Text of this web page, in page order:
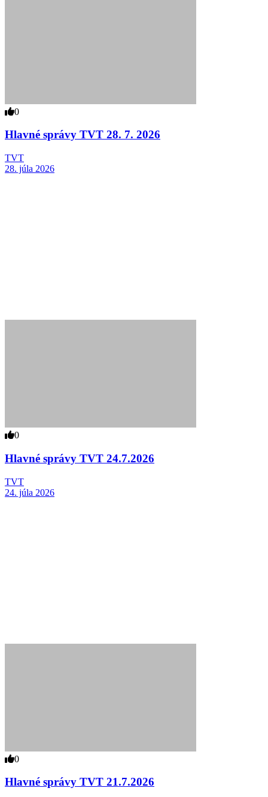
0
Hlavné správy TVT 28. 7. 2026
TVT
28. júla 2026
0
Hlavné správy TVT 24.7.2026
TVT
24. júla 2026
0
Hlavné správy TVT 21.7.2026